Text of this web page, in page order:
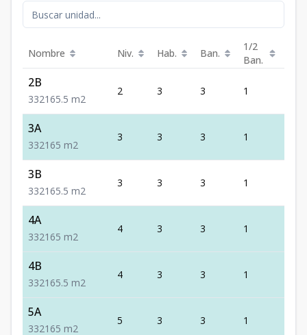
Nombre Niv. Hab. Ban.
1/2
Ban.
2B
332165.5 m2
2 3 3 1
3A
332165 m2
3 3 3 1
3B
332165.5 m2
3 3 3 1
4A
332165 m2
4 3 3 1
4B
332165.5 m2
4 3 3 1
5A
332165 m2
5 3 3 1